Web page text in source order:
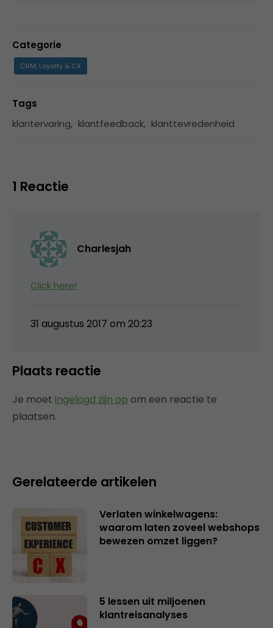
Categorie
CRM, Loyalty & CX
Tags
klantervaring, klantfeedback, klanttevredenheid
1 Reactie
Charlesjah
Click here!
31 augustus 2017 om 20:23
Plaats reactie
Je moet ingelogd zijn op om een reactie te
plaatsen.
Gerelateerde artikelen
Verlaten winkelwagens:
waarom laten zoveel webshops
bewezen omzet liggen?
5 lessen uit miljoenen
klantreisanalyses